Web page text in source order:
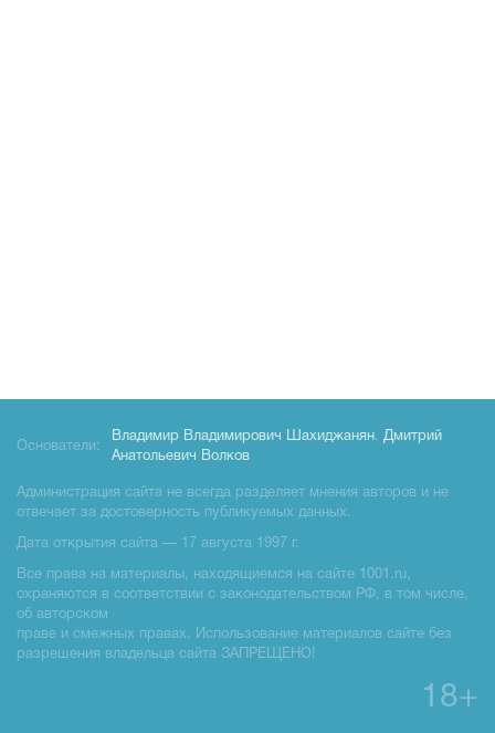
Основатели:
Владимир Владимирович Шахиджанян, Дмитрий
Анатольевич Волков
Администрация сайта не всегда разделяет мнения авторов и не
отвечает за достоверность публикуемых данных.
Дата открытия сайта — 17 августа 1997 г.
Все права на материалы, находящиемся на сайте 1001.ru,
охраняются в соответствии с законодательством РФ, в том числе,
об авторском
праве и смежных правах. Использование материалов сайте без
разрешения владельца сайта ЗАПРЕЩЕНО!
18+